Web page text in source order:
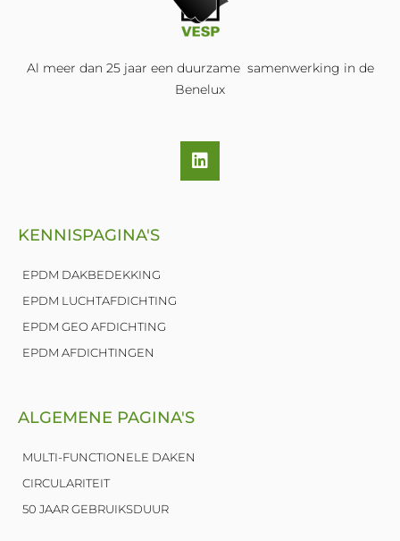
Al meer dan 25 jaar een duurzame samenwerking in de
Benelux
L
i
n
KENNISPAGINA'S
EPDM DAKBEDEKKING
EPDM LUCHTAFDICHTING
EPDM GEO AFDICHTING
EPDM AFDICHTINGEN
ALGEMENE PAGINA'S
MULTI-FUNCTIONELE DAKEN
CIRCULARITEIT
50 JAAR GEBRUIKSDUUR